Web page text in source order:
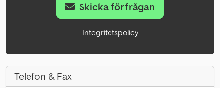
Skicka förfrågan
Integritetspolicy
Telefon & Fax